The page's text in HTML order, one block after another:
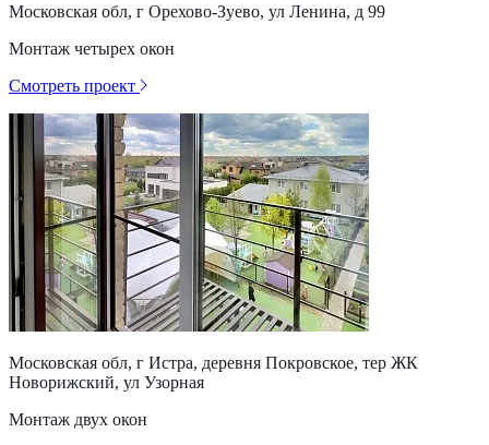
Московская обл, г Орехово-Зуево, ул Ленина, д 99
Монтаж четырех окон
Смотреть проект
Московская обл, г Истра, деревня Покровское, тер ЖК
Новорижский, ул Узорная
Монтаж двух окон